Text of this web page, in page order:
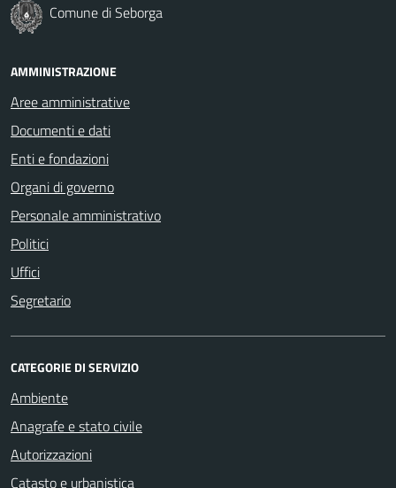
Comune di Seborga
AMMINISTRAZIONE
Aree amministrative
Documenti e dati
Enti e fondazioni
Organi di governo
Personale amministrativo
Politici
Uffici
Segretario
CATEGORIE DI SERVIZIO
Ambiente
Anagrafe e stato civile
Autorizzazioni
Catasto e urbanistica